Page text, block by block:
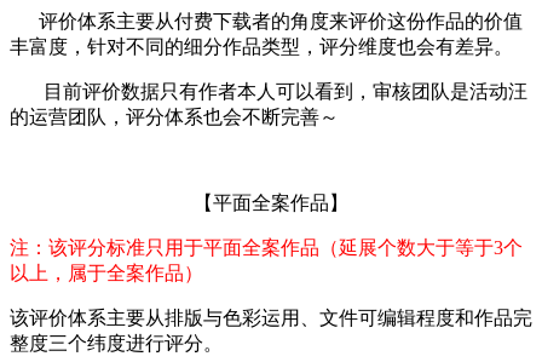
评价体系主要从付费下载者的角度来评价这份作品的价值
丰富度，针对不同的细分作品类型，评分维度也会有差异。
目前评价数据只有作者本人可以看到，审核团队是活动汪
的运营团队，评分体系也会不断完善～
【平面全案作品】
注：该评分标准只用于平面全案作品（延展个数大于等于3个
以上，属于全案作品）
该评价体系主要从排版与色彩运用、文件可编辑程度和作品完
整度三个纬度进行评分。